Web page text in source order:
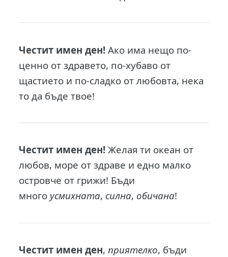
Честит имен ден! Ако има нещо по-
ценно от здравето, по-хубаво от
щастието и по-сладко от любовта, нека
то да бъде твое!
Честит имен ден! Желая ти океан от
любов, море от здраве и едно малко
островче от грижи! Бъди
много усмихната, силна, обичана!
Честит имен ден,приятелко, бъди